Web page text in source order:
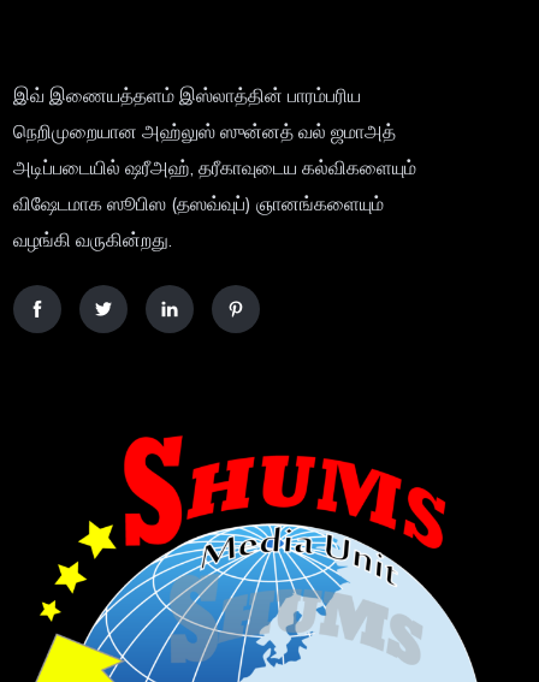
இவ் இணையத்தளம் இஸ்லாத்தின் பாரம்பரிய
நெறிமுறையான அஹ்லுஸ் ஸுன்னத் வல் ஜமாஅத்
அடிப்படையில் ஷரீஅஹ், தரீகாவுடைய கல்விகளையும்
விஷேடமாக ஸூபிஸ (தஸவ்வுப்) ஞானங்களையும்
வழங்கி வருகின்றது.